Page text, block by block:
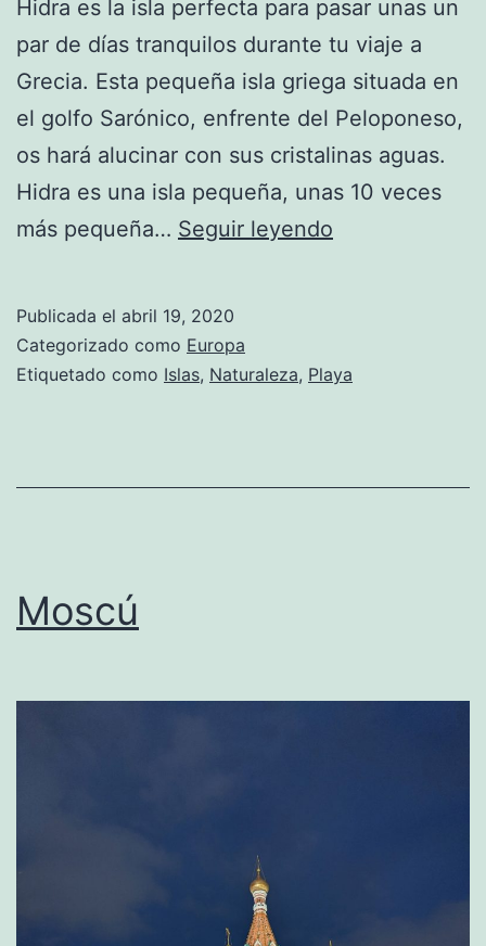
Hidra es la isla perfecta para pasar unas un
par de días tranquilos durante tu viaje a
Grecia. Esta pequeña isla griega situada en
el golfo Sarónico, enfrente del Peloponeso,
os hará alucinar con sus cristalinas aguas.
Hidra es una isla pequeña, unas 10 veces
más pequeña… Seguir leyendo
Publicada el abril 19, 2020
Categorizado como Europa
Etiquetado como Islas, Naturaleza, Playa
Moscú